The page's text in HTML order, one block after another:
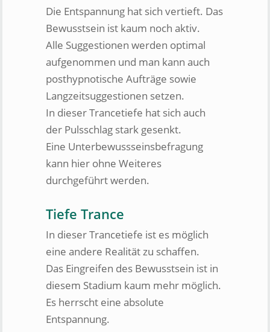
Die Entspannung hat sich vertieft. Das
Bewusstsein ist kaum noch aktiv.
Alle Suggestionen werden optimal
aufgenommen und man kann auch
posthypnotische Aufträge sowie
Langzeit­suggestionen setzen.
In dieser Trancetiefe hat sich auch
der Pulsschlag stark gesenkt.
Eine Unter­bewussseins­befragung
kann hier ohne Weiteres
durchgeführt werden.
Tiefe Trance
In dieser Trancetiefe ist es möglich
eine andere Realität zu schaffen.
Das Eingreifen des Bewusstsein ist in
diesem Stadium kaum mehr möglich.
Es herrscht eine absolute
Entspannung.